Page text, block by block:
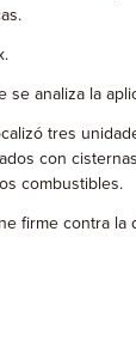
analiza la
tres
con
combustibles.
firme contra